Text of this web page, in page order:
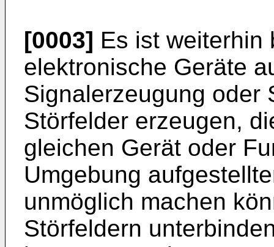
[0003] Es ist weiterhin
elektronische Geräte
Signalerzeugung oder
Störfelder erzeugen,
gleichen Gerät oder
Umgebung
unmöglich machen
Störfeldern